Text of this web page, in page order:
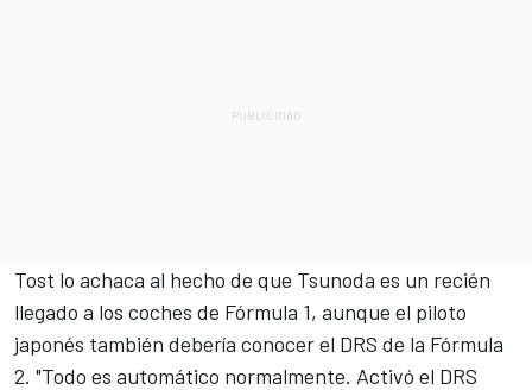
Tost lo achaca al hecho de que Tsunoda es un recién
llegado a los coches de Fórmula 1, aunque el piloto
japonés también debería conocer el DRS de la Fórmula
2. "Todo es automático normalmente. Activó el DRS